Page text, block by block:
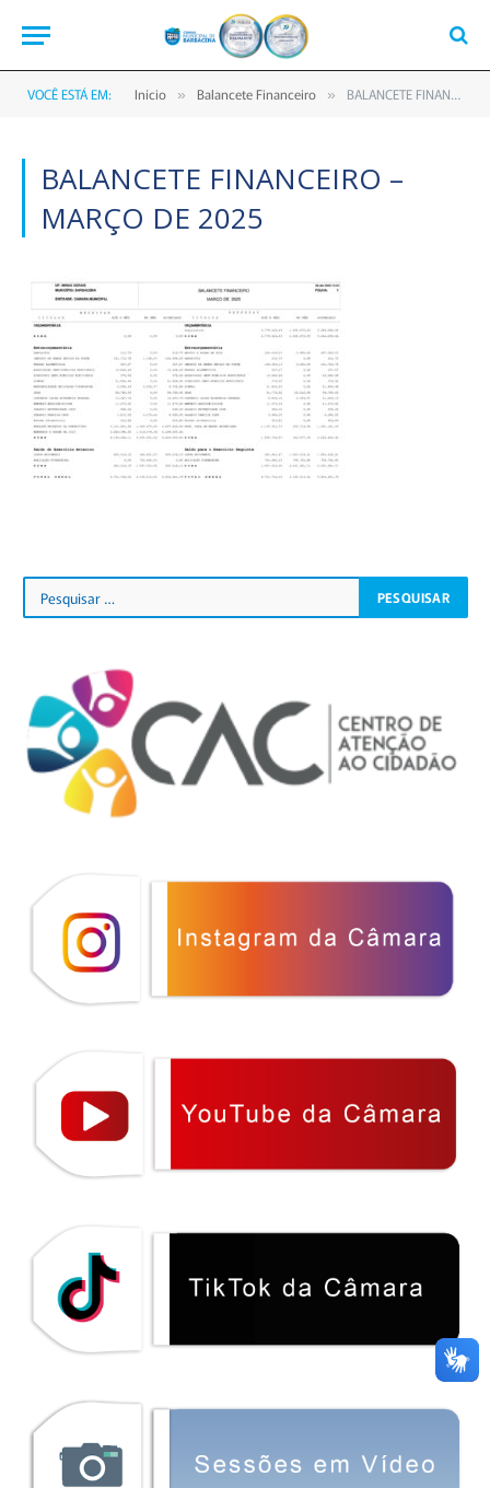
VOCÊ ESTÁ EM: Início » Balancete Financeiro » BALANCETE FINANCEIRO – MARÇO DE 2025
BALANCETE FINANCEIRO –
MARÇO DE 2025